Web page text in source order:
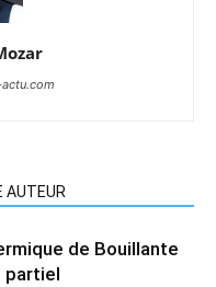
AUTEUR
de Bouillante
partiel